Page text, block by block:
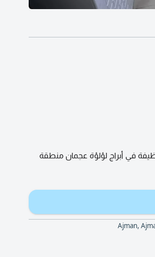
جدا غرفة نظيفة في أبراج لؤلؤة عجمان منطقة